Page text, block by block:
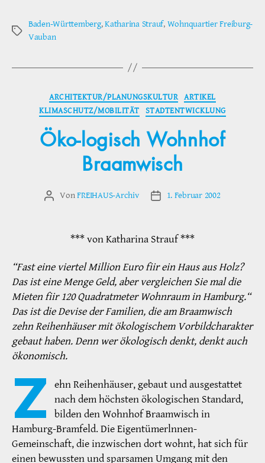
Schlagwörter
Baden-Württemberg,Katharina Strauf, Wohnquartier Freiburg-
Vauban
Kategorien
ARCHITEKTUR/PLANUNGSKULTUR ARTIKEL
KLIMASCHUTZ/MOBILITÄT
STADTENTWICKLUNG
Öko-logisch Wohnhof
Braamwisch
Beitragsautor
VonFREIHAUS-Archiv Veröffentlichungsdatum
1. Februar 2002
*** von Katharina Strauf ***
“Fast eine viertel Million Euro fiir ein Haus aus Holz?
Das ist eine Menge Geld, aber vergleichen Sie mal die
Mieten fiir 120 Quadratmeter Wohnraum in Hamburg.“
Das ist die Devise der Familien, die am Braamwisch
zehn Reihenhäuser mit ökologischem Vorbildcharakter
gebaut haben. Denn wer ökologisch denkt, denkt auch
ökonomisch.
Z
ehn Reihenhäuser, gebaut und ausgestattet
nach dem höchsten ökologischen Standard,
bilden den Wohnhof Braamwisch in
Hamburg-Bramfeld. Die Eigentümerlnnen-
Gemeinschaft, die inzwischen dort wohnt, hat sich für
einen bewussten und sparsamen Umgang mit den